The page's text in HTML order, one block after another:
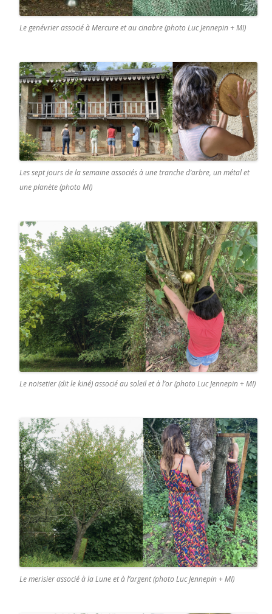
Le genévrier associé à Mercure et au cinabre (photo Luc Jennepin + MI)
Les sept jours de la semaine associés à une tranche d’arbre, un métal et
une planète (photo MI)
Le noisetier (dit le kiné) associé au soleil et à l’or (photo Luc Jennepin + MI)
Le merisier associé à la Lune et à l’argent (photo Luc Jennepin + MI)